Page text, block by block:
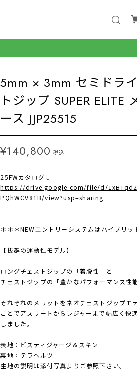
5mm × 3mm セミドラ
トジップ SUPER ELITE
ース JJP25515
¥140,800 税込
25FWカタログ↓
https://drive.google.com/file/d/
PQhWCV81B/view?usp=sharing
＊＊＊NEWエントリーシステムはハイブリッ
【抜群の運動性モデル】
ロングチェストジップの「着脱性」と
チェストジップの「豊かなパフォーマンス性
それぞれのメリットをネオチェストジップモ
ことでアスリートからレジャーまで幅広く快
しました。
表地：ビスティジャージ＆スキン
裏地：テラヘルツ
生地の説明は添付写真よりご参照下さい。